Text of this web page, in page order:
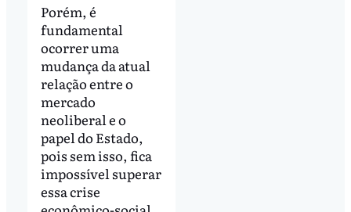
Porém, é
fundamental
ocorrer uma
mudança da atual
relação entre o
mercado
neoliberal e o
papel do Estado,
pois sem isso, fica
impossível superar
essa crise